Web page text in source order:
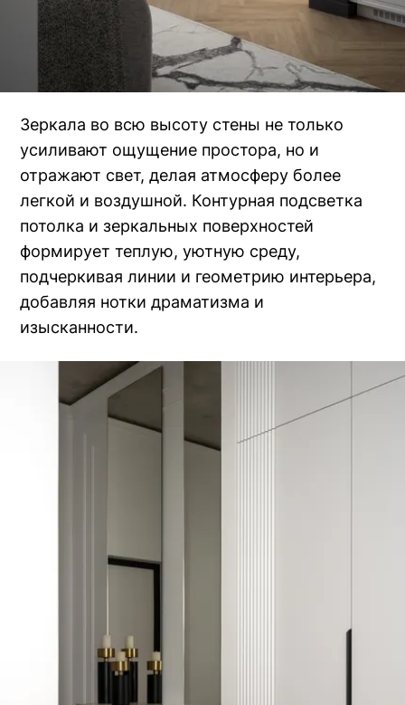
Зеркала во всю высоту стены не только
усиливают ощущение простора, но и
отражают свет, делая атмосферу более
легкой и воздушной. Контурная подсветка
потолка и зеркальных поверхностей
формирует теплую, уютную среду,
подчеркивая линии и геометрию интерьера,
добавляя нотки драматизма и
изысканности.